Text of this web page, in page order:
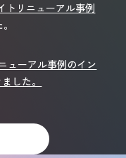
トリニューアル事例